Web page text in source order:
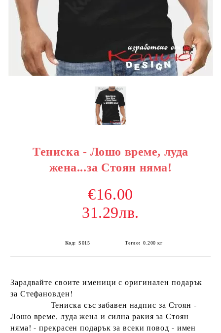
Тениска - Лошо време, луда
жена...за Стоян няма!
€16.00
31.29лв.
Код: S015 Тегло: 0.200 кг
Зарадвайте своите именици с оригинален подарък
за Стефановден!
Тениска със забавен надпис за Стоян -
Лошо време, луда жена и силна ракия за Стоян
няма! - прекрасен подарък за всеки повод - имен